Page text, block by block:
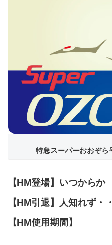
特急スーパーおおぞら
【HM登場】いつからか
【HM引退】人知れず・
【HM使用期間】